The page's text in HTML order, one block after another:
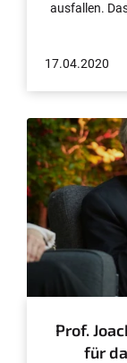
ausfallen.
der
17.04.2020
Prof.
für